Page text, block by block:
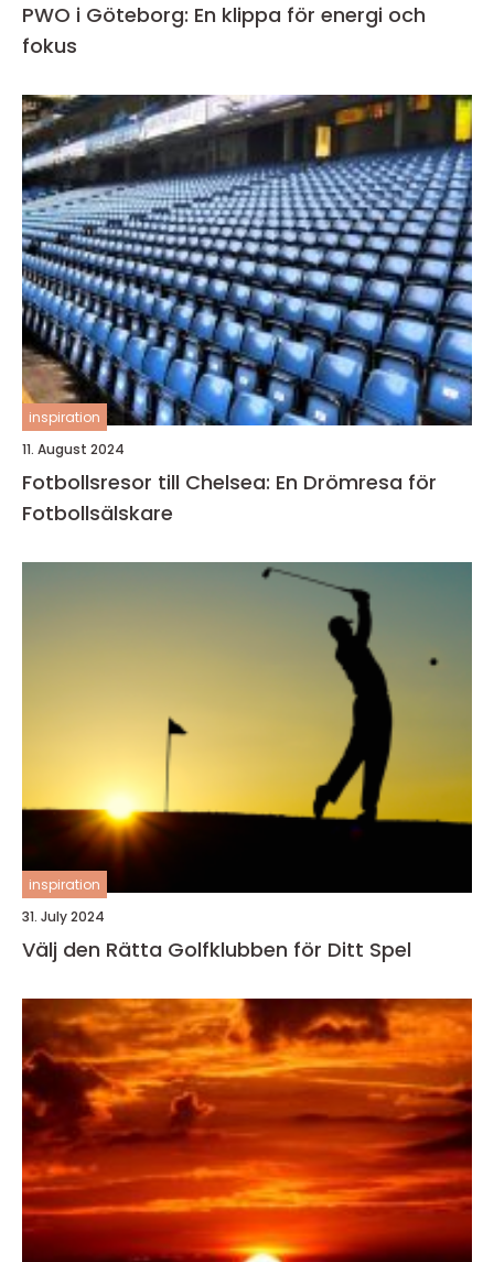
PWO i Göteborg: En klippa för energi och
fokus
inspiration
11. August 2024
Fotbollsresor till Chelsea: En Drömresa för
Fotbollsälskare
inspiration
31. July 2024
Välj den Rätta Golfklubben för Ditt Spel